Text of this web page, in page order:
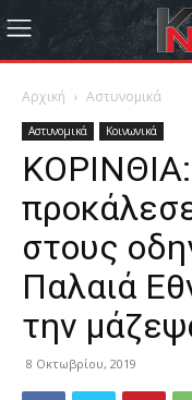
Αρχική Αστυνομικά
Αστυνομικά Κοινωνικά
στους
Παλαιά
την
8 Οκτωβρίου, 2019